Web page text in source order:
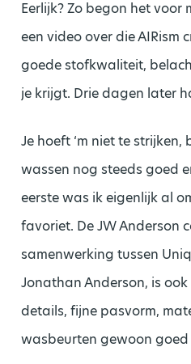
Eerlijk? Zo begon het voor
een video over die AIRism
goede stofkwaliteit,
je krijgt. Drie dagen later
Je hoeft ‘m niet te
wassen nog steeds goed
eerste was ik eigenlijk al
favoriet. De JW Anderson
samenwerking tussen
Jonathan Anderson, is ook
details, fijne pasvorm,
wasbeurten gewoon